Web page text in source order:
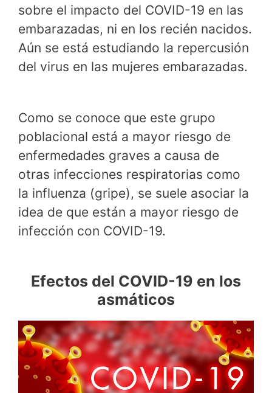
sobre el impacto del COVID-19 en las
embarazadas, ni en los recién nacidos.
Aún se está estudiando la repercusión
del virus en las mujeres embarazadas.
Como se conoce que este grupo
poblacional está a mayor riesgo de
enfermedades graves a causa de
otras infecciones respiratorias como
la influenza (gripe), se suele asociar la
idea de que están a mayor riesgo de
infección con COVID-19.
Efectos del COVID-19 en los
asmáticos